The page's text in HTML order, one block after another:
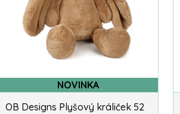
NOVINKA
OB Designs Plyšový králiček 52